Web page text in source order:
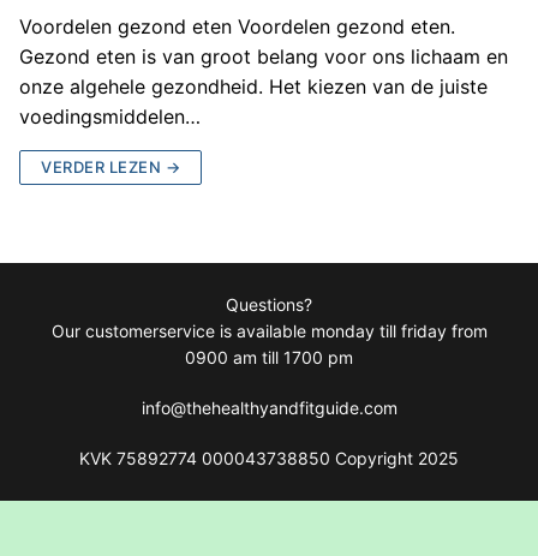
Voordelen gezond eten Voordelen gezond eten.
Gezond eten is van groot belang voor ons lichaam en
onze algehele gezondheid. Het kiezen van de juiste
voedingsmiddelen…
VERDER LEZEN →
Questions?
Our customerservice is available monday till friday from
0900 am till 1700 pm
info@thehealthyandfitguide.com
KVK 75892774 000043738850 Copyright 2025